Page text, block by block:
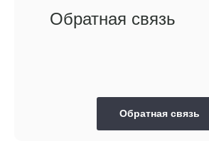
Обратная связь
Обратная связь